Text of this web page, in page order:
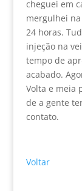
cheguei em
mergulhei
24 horas.
injeção na
tempo de
acabado.
Volta e meia
de a gente
contato.
Voltar